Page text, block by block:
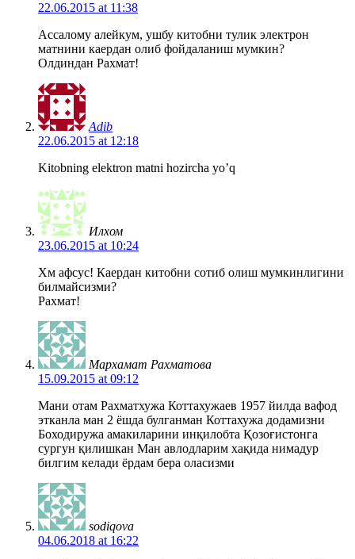
22.06.2015 at 11:38
Ассалому алейкум, ушбу китобни тулик электрон
матнини каердан олиб фойдаланиш мумкин?
Олдиндан Рахмат!
Adib
22.06.2015 at 12:18
Kitobning elektron matni hozircha yo’q
Илхом
23.06.2015 at 10:24
Хм афсус! Каердан китобни сотиб олиш мумкинлигини
билмайсизми?
Рахмат!
Мархамат Рахматова
15.09.2015 at 09:12
Мани отам Рахматхужа Коттахужаев 1957 йилда вафод
этканла ман 2 ёшда булганман Коттахужа додамизни
Боходиружа амакиларини инқилобта Қозоғистонга
сургун қилишкан Ман авлодларим хақида нимадур
билгим келади ёрдам бера оласизми
sodiqova
04.06.2018 at 16:22